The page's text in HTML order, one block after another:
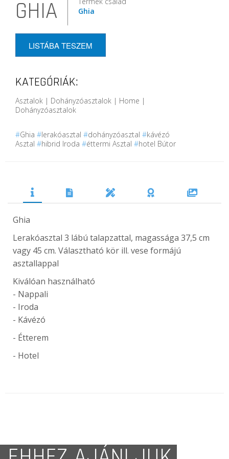
GHIA
Ghia
LISTÁBA TESZEM
KATEGÓRIÁK:
Asztalok | Dohányzóasztalok | Home |
Dohányzóasztalok
#Ghia #lerakóasztal #dohányzóasztal #kávézó
Asztal #hibrid Iroda #éttermi Asztal #hotel Bútor
Ghia
Lerakóasztal 3 lábú talapzattal, magassága 37,5 cm
vagy 45 cm. Választható kör ill. vese formájú
asztallappal
Kiválóan használható
- Nappali
- Iroda
- Kávézó
- Étterem
- Hotel